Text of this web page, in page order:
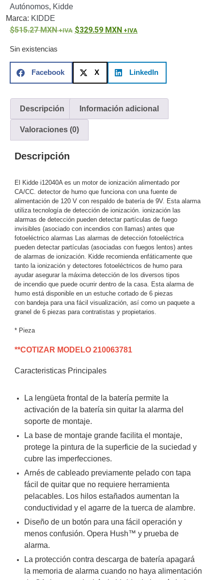
Conectores
Adaptador
a
y
VideoCable
Coaxial y
ConectoresCables
Armados -
CoaxialCategoría
5eFibra
ÓpticaPara
y
Tipo
CaPTelefónicoVGA
/ DVI /
HDMI
Cámaras
IP y NVRs
Ambientes
Salinos
(Anticorrosión)AntiexplosiónBalaCodificadores
y
Decodificadores
de
Video CuboDomo
y
MotorizadoNVRs
Video
RecordersOcultas
-
Pinhole Profesionales
-
CajaPTZ TérmicasWiFi
Cámaras
y DVRs
HD
TurboHD
HD-TVI
Ambientes
SalinosAntiexplosiónBalaDomo
/ Eyeball /
Autónomos, Kidde
Marca: KIDDE
515.27MXN 329.59 MXN
Sin existencias
Facebook X LinkedIn
Descripción Información adicional
Valoraciones (0)
Descripción
El Kidde i12040A es un motor de ionización alimentado por
CA/CC. detector de humo que funciona con una fuente de
alimentación de 120 V con respaldo de batería de 9V. Esta alarma
utiliza tecnología de detección de ionización. ionización las
alarmas de detección pueden detectar partículas de fuego
invisibles (asociado con incendios con llamas) antes que
fotoeléctrico alarmas Las alarmas de detección fotoeléctrica
pueden detectar partículas (asociadas con fuegos lentos) antes
de alarmas de ionización.
Kidde recomienda enfáticamente que
tanto la ionización y detectores fotoeléctricos de humo para
ayudar asegurar la máxima detección de los diversos tipos
de incendio que puede ocurrir dentro de la casa.
Esta alarma de
humo está disponible en un estuche cortado de 6 piezas
con bandeja para una fácil visualización, así como un paquete a
granel de 6 piezas para contratistas y propietarios.
* Pieza
**COTIZAR MODELO 210063781
Caracteristicas Principales
La lengüeta frontal de la batería permite la
activación de la batería sin quitar la alarma del
soporte de montaje.
La base de montaje grande facilita el montaje,
protege la pintura de la superficie de la suciedad y
cubre las imperfecciones.
Arnés de cableado previamente pelado con tapa
fácil de quitar que no requiere herramienta
pelacables. Los hilos estañados aumentan la
conductividad y el agarre de la tuerca de alambre.
Diseño de un botón para una fácil operación y
menos confusión. Opera Hush™ y prueba de
alarma.
La protección contra descarga de batería apagará
la memoria de alarma cuando no haya alimentación